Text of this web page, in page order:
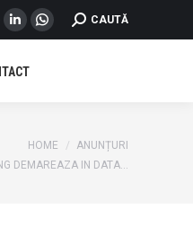
Linkedin
opens
window
Whatsapp
window
SEARCH:
CAUTĂ
HOME
ANUNȚURI
DEMAREAZA IN DATA…